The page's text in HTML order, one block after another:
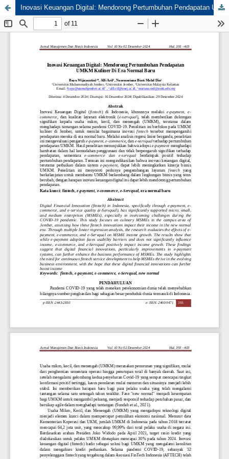
Inovasi Keuangan Digital: Mendorong Pertumbuhan Pendapatan UMKM Kuliner Di Era Normal Baru